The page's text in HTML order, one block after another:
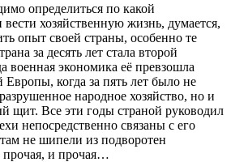
определиться по какой
хозяйственную жизнь, думается,
опыт своей страны, особенно те
за десять лет стала второй
военная экономика её превзошла
когда за пять лет было не
народное хозяйство, но и
щит. Все эти годы страной руководил
непосредственно связаны с его
не шипели из подворотен
прочая, и прочая…